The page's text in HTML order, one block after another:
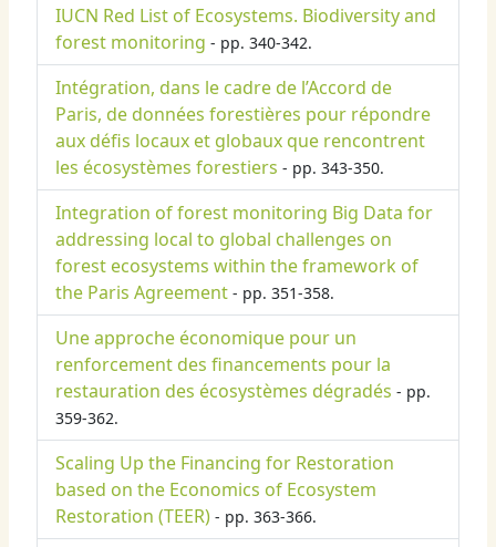
IUCN Red List of Ecosystems. Biodiversity and
forest monitoring - pp. 340-342.
Intégration, dans le cadre de l’Accord de
Paris, de données forestières pour répondre
aux défis locaux et globaux que rencontrent
les écosystèmes forestiers - pp. 343-350.
Integration of forest monitoring Big Data for
addressing local to global challenges on
forest ecosystems within the framework of
the Paris Agreement - pp. 351-358.
Une approche économique pour un
renforcement des financements pour la
restauration des écosystèmes dégradés - pp.
359-362.
Scaling Up the Financing for Restoration
based on the Economics of Ecosystem
Restoration (TEER) - pp. 363-366.